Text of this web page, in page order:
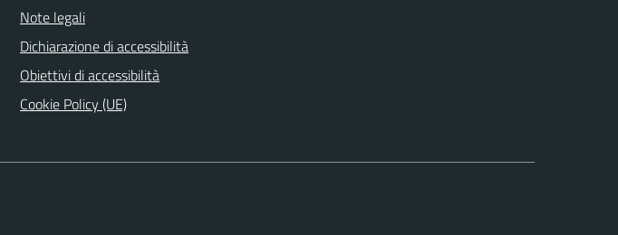
Note legali
Dichiarazione di accessibilità
Obiettivi di accessibilità
Cookie Policy (UE)